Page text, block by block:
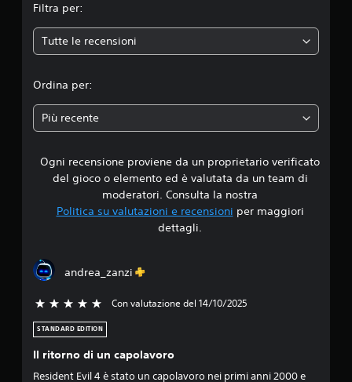
e
d
a
d
i
.
e
Filtra per:
Tutte le recensioni
Ordina per:
Più recente
Ogni recensione proviene da un proprietario verificato
del gioco o elemento ed è valutata da un team di
moderatori. Consulta la nostra
Politica su valutazioni e recensioni per maggiori
dettagli.
andrea_zanzi
5 stelle su 5 Con valutazione del 14/10/2025
STANDARD EDITION
Il ritorno di un capolavoro
Resident Evil 4 è stato un capolavoro nei primi anni 2000 e